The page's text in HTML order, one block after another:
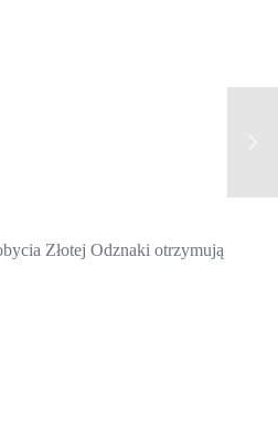
Złotej Odznaki otrzymują